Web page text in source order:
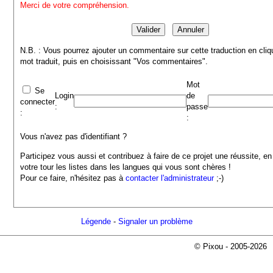
Merci de votre compréhension.
N.B. : Vous pourrez ajouter un commentaire sur cette traduction en
mot traduit, puis en choisissant "Vos commentaires".
Se
connecter
:
Login
:
Mot
de
passe
:
Vous n'avez pas d'identifiant ?
Participez vous aussi et contribuez à faire de ce projet une réussite,
votre tour les listes dans les langues qui vous sont chères !
Pour ce faire, n'hésitez pas àcontacter l'administrateur;-)
Légende- Signaler un problème
© Pixou - 2005-2026